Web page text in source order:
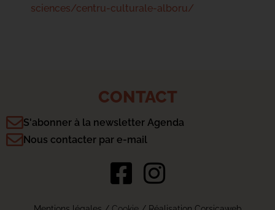
sciences/centru-culturale-alboru/
CONTACT
S'abonner à la newsletter Agenda
Nous contacter par e-mail